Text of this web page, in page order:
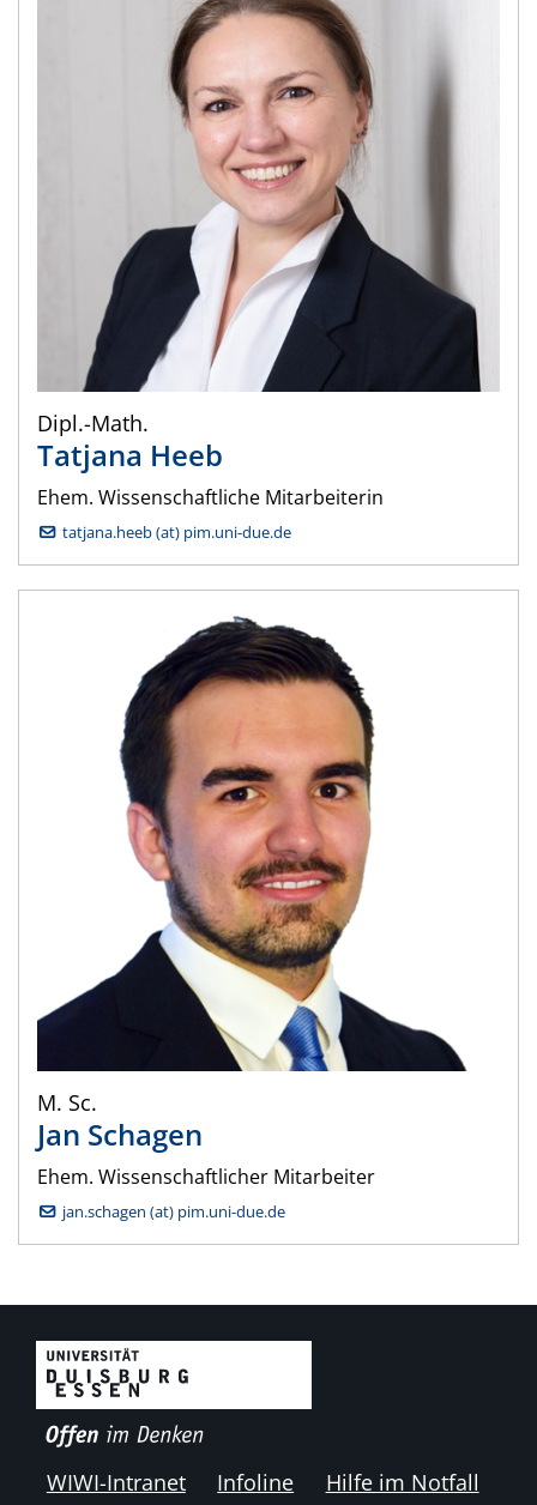
Dipl.-Math.
Tatjana Heeb
Ehem. Wissenschaftliche Mitarbeiterin
tatjana.heeb (at) pim.uni-due.de
M. Sc.
Jan Schagen
Ehem. Wissenschaftlicher Mitarbeiter
jan.schagen (at) pim.uni-due.de
WIWI-Intranet Infoline Hilfe im Notfall